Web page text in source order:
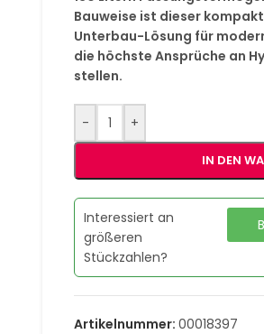
Bauweise ist dieser
Unterbau-Lösung für
die höchste Ansprüche an
stellen.
- +
IN DEN
Interessiert an
größeren
Stückzahlen?
Artikelnummer:00018397